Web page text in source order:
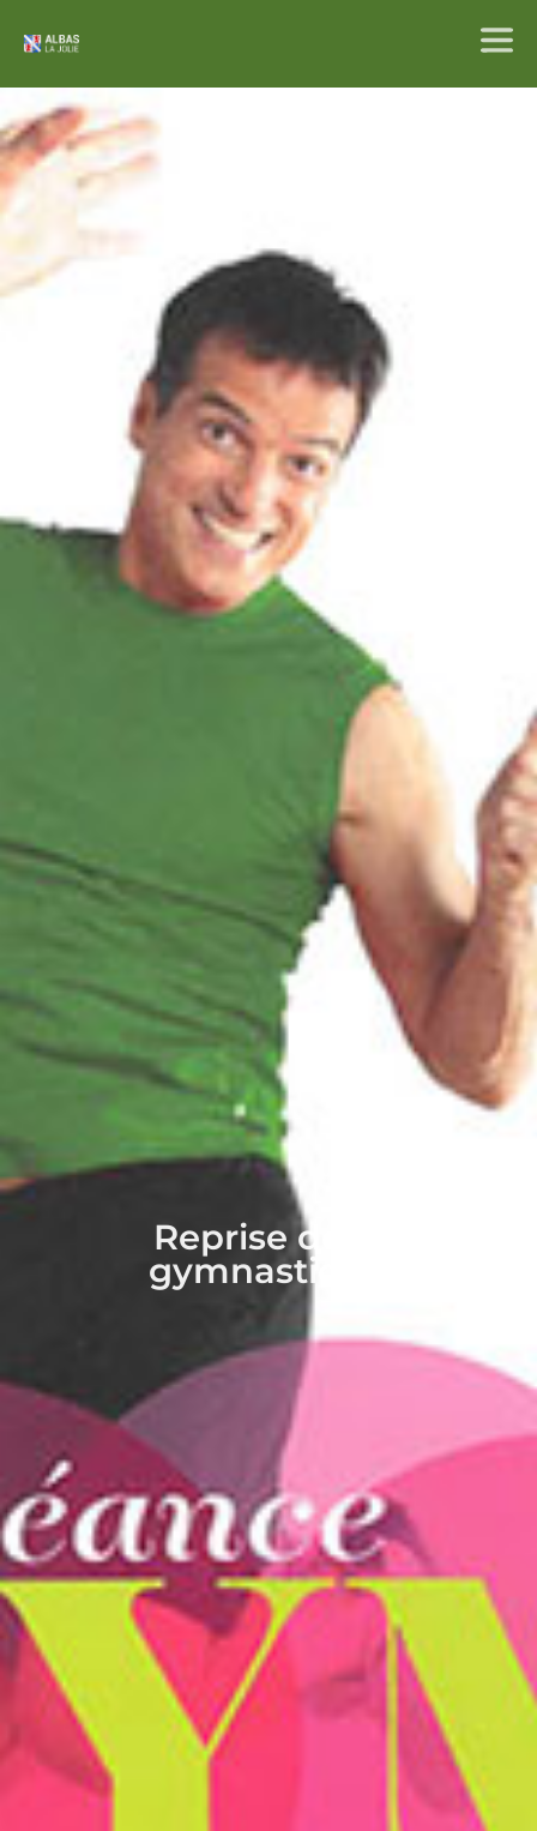
Reprise de la
gymnastique